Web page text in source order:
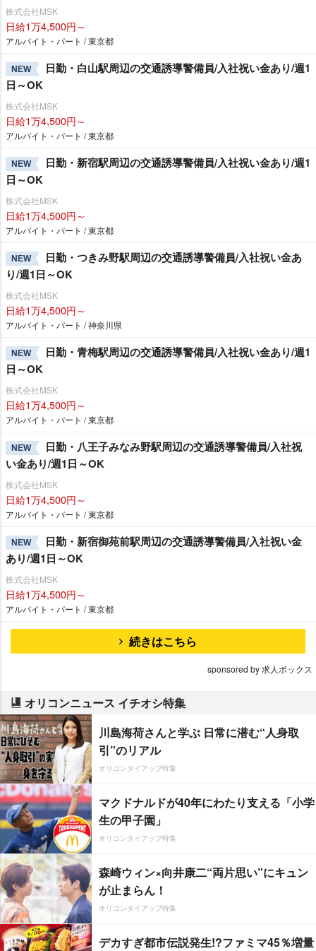
株式会社MSK
日給1万4,500円～
アルバイト・パート / 東京都
NEW
日勤・白山駅周辺の交通誘導警備員/入社祝い金あり/週1
日～OK
株式会社MSK
日給1万4,500円～
アルバイト・パート / 東京都
NEW
日勤・新宿駅周辺の交通誘導警備員/入社祝い金あり/週1
日～OK
株式会社MSK
日給1万4,500円～
アルバイト・パート / 東京都
NEW
日勤・つきみ野駅周辺の交通誘導警備員/入社祝い金あ
り/週1日～OK
株式会社MSK
日給1万4,500円～
アルバイト・パート / 神奈川県
NEW
日勤・青梅駅周辺の交通誘導警備員/入社祝い金あり/週1
日～OK
株式会社MSK
日給1万4,500円～
アルバイト・パート / 東京都
NEW
日勤・八王子みなみ野駅周辺の交通誘導警備員/入社祝
い金あり/週1日～OK
株式会社MSK
日給1万4,500円～
アルバイト・パート / 東京都
NEW
日勤・新宿御苑前駅周辺の交通誘導警備員/入社祝い金
あり/週1日～OK
株式会社MSK
日給1万4,500円～
アルバイト・パート / 東京都
続きはこちら
sponsored by 求人ボックス
オリコンニュース イチオシ特集
川島海荷さんと学ぶ 日常に潜む“人身取
引”のリアル
オリコンタイアップ特集
マクドナルドが40年にわたり支える「小学
生の甲子園」
オリコンタイアップ特集
森崎ウィン×向井康二“両片思い”にキュン
が止まらん！
オリコンタイアップ特集
デカすぎ都市伝説発生!?ファミマ45％増量